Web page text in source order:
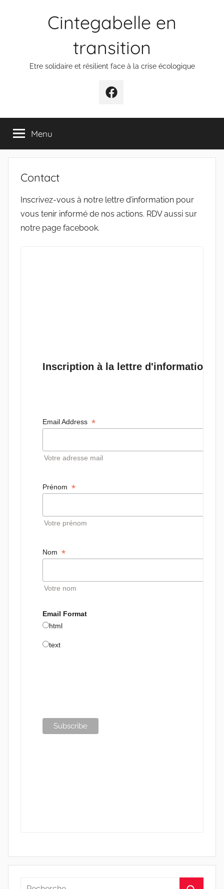
Cintegabelle en
transition
Etre solidaire et résilient face à la crise écologique
Facebook
Menu
Contact
Inscrivez-vous à notre lettre d’information pour
vous tenir informé de nos actions. RDV aussi sur
notre page facebook.
Inscription à la lettre d'information
Email Address *
Votre adresse mail
Prénom *
Votre prénom
Nom *
Votre nom
Email Format
html
text
Recherche